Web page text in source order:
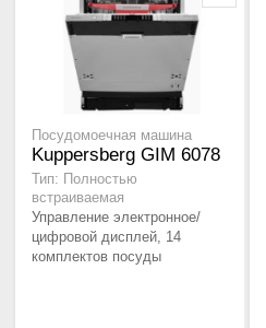
Посудомоечная машина
Kuppersberg GIM 6078
Тип: Полностью
встраиваемая
Управление электронное/
цифровой дисплей, 14
комплектов посуды